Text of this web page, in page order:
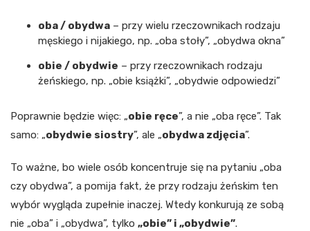
oba / obydwa – przy wielu rzeczownikach rodzaju
męskiego i nijakiego, np. „oba stoły”, „obydwa okna”
obie / obydwie – przy rzeczownikach rodzaju
żeńskiego, np. „obie książki”, „obydwie odpowiedzi”
Poprawnie będzie więc: „obie ręce”, a nie „oba ręce”. Tak
samo: „obydwie siostry”, ale „obydwa zdjęcia”.
To ważne, bo wiele osób koncentruje się na pytaniu „oba
czy obydwa”, a pomija fakt, że przy rodzaju żeńskim ten
wybór wygląda zupełnie inaczej. Wtedy konkurują ze sobą
nie „oba” i „obydwa”, tylko „obie” i „obydwie”.